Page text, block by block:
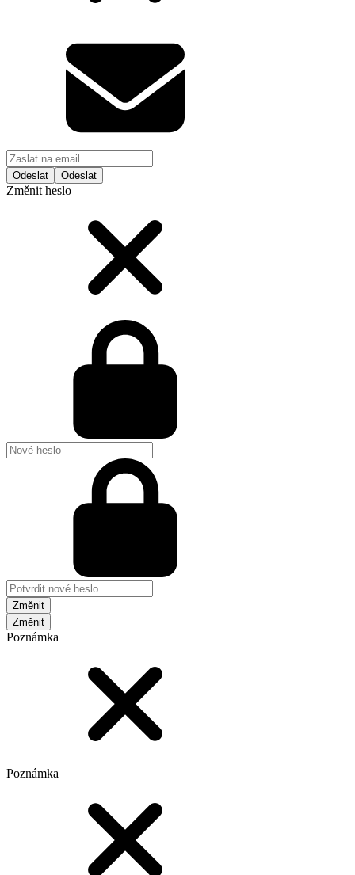
Odeslat
Změnit heslo
Změnit
Poznámka
Poznámka